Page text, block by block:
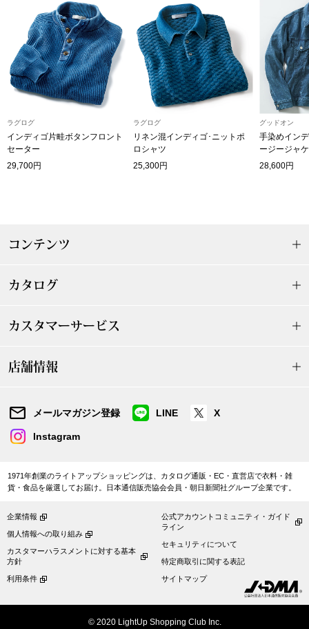
ス
Salon de GRANDGRIS
集
すべて見る
ザ･ノース･フ
ヘリーハンセン
カンタベリー
金谷製靴
ヘンリーコッ
【特集】
【特集】
ジャケット
ラグログ
インディゴ片畦ボタンフロント
セーター
29,700円
ラグログ
リネン混インディゴ･ニットポ
ロシャツ
25,300円
グッドオン
手染めイン
ージージャ
28,600円
コンテンツ
カタログ
カスタマーサービス
店舗情報
メールマガジン登録 LINE X
Instagram
1971年創業のライトアップショッピングは、カタログ通販・EC・直営店で衣料・雑
貨・食品を厳選してお届け。日本通信販売協会会員・朝日新聞社グループ企業です。
企業情報
個人情報への取り組み
カスタマーハラスメントに対する基本
方針
利用条件
公式アカウントコミュニティ・ガイド
ライン
セキュリティについて
特定商取引に関する表記
サイトマップ
© 2020 LightUp Shopping Club Inc.